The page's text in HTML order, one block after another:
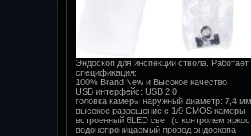
Эндоскоп для инспекции ствола.
спецификация:
100% Brand New и Высокое качество
USB интерфейс: USB 2.0
головка камеры наружный диаметр: 7,4 мм
высокое разрешение с 1/9 CMOS камеры
встроенный 6LED свет (с контролем
водонепроницаемый провод эндоскопа